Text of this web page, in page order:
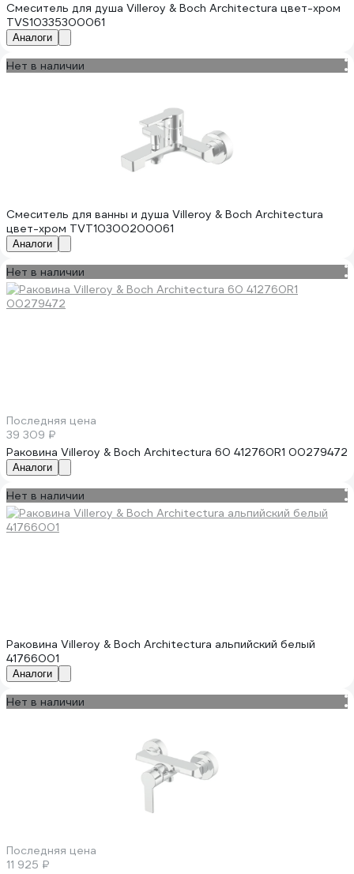
Смеситель для душа Villeroy & Boch Architectura цвет-хром
TVS10335300061
Аналоги
Нет в наличии
Смеситель для ванны и душа Villeroy & Boch Architectura
цвет-хром TVT10300200061
Аналоги
Нет в наличии
Последняя цена
39 309 ₽
Раковина Villeroy & Boch Architectura 60 412760R1 00279472
Аналоги
Нет в наличии
Раковина Villeroy & Boch Architectura альпийский белый
41766001
Аналоги
Нет в наличии
Последняя цена
11 925 ₽